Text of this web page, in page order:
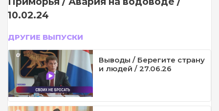
10.02.24
ДРУГИЕ ВЫПУСКИ
Выводы / Берегите страну
и людей / 27.06.26